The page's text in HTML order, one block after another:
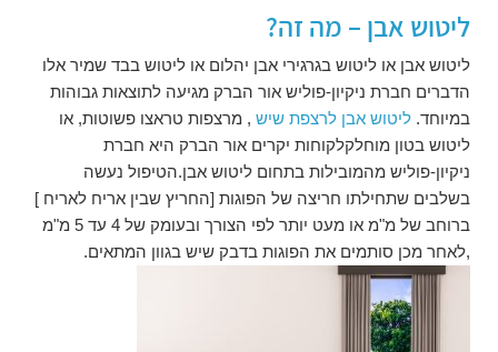
ליטוש אבן – מה זה?
ליטוש אבן או ליטוש בגרגירי אבן יהלום או ליטוש בבד שמיר אלו
הדברים חברת ניקיון-פוליש אור הברק מגיעה לתוצאות גבוהות
במיוחד. ליטוש אבן לרצפת שיש , מרצפות טראצו פשוטות, או
ליטוש בטון מוחלקלקוחות יקרים אור הברק היא חברת
ניקיון-פוליש מהמובילות בתחום ליטוש אבן.הטיפול נעשה
בשלבים שתחילתו חריצה של הפוגות [החריץ שבין אריח לאריח ]
ברוחב של מ"מ או מעט יותר לפי הצורך ובעומק של 4 עד 5 מ"מ
,לאחר מכן סותמים את הפוגות בדבק שיש בגוון המתאים.